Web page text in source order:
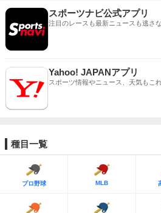
スポーツナビ公式アプリ
注目のレースも最新ニュースも逃さ
Yahoo! JAPANアプリ
スポーツ情報やニュース、天気もこ
種目一覧
プロ野球 MLB